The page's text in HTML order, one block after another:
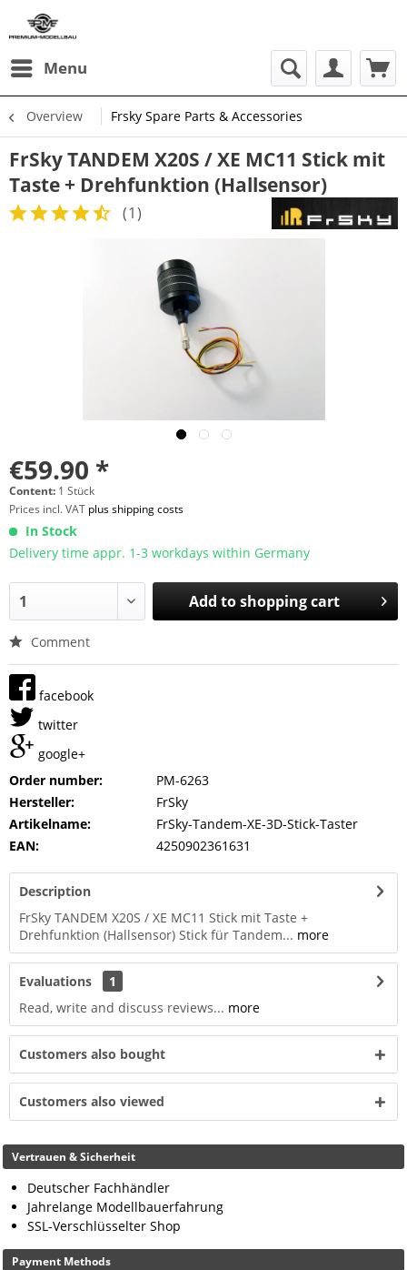
Menu
Overview Frsky Spare Parts & Accessories
FrSky TANDEM X20S / XE MC11 Stick mit
Taste + Drehfunktion (Hallsensor)
(1)
€59.90 *
Content: 1 Stück
Prices incl. VAT plus shipping costs
In Stock
Delivery time appr. 1-3 workdays within Germany
Add toshopping cart
Comment
facebook
twitter
google+
Order number:
PM-6263
Hersteller:
FrSky
Artikelname:
FrSky-Tandem-XE-3D-Stick-Taster
EAN:
4250902361631
Description
FrSky TANDEM X20S / XE MC11 Stick mit Taste +
Drehfunktion (Hallsensor) Stick für Tandem... more
Evaluations
1
Read, write and discuss reviews... more
Customers also bought
Customers also viewed
Vertrauen & Sicherheit
Deutscher Fachhändler
Jahrelange Modellbauerfahrung
SSL-Verschlüsselter Shop
Payment Methods